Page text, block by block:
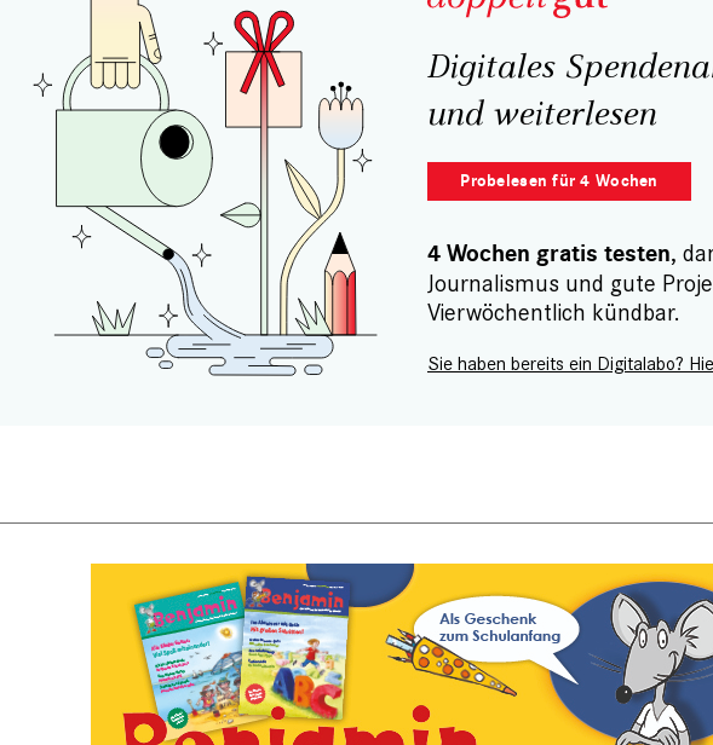
Digitales
und weiterlesen
Probelesen für 4 Wochen
4 Wochen gratis testen,
Journalismus und gute
Vierwöchentlich kündbar.
Sie haben bereits ein Digitalabo?